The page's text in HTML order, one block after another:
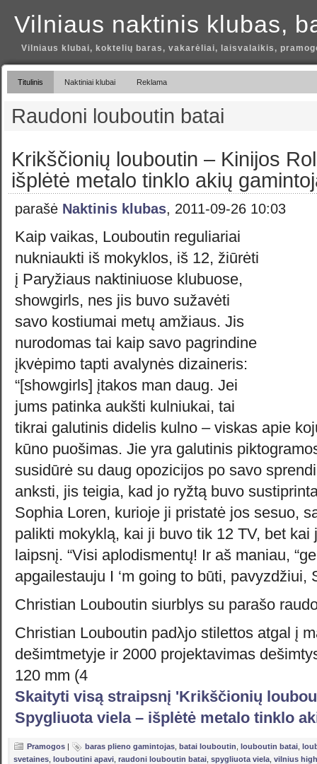
Vilniaus naktinis klubas,
Vilniaus klubai, koktelių baras, vakarėliai, laisvalaikis,
Titulinis Naktiniai klubai Reklama
Raudoni louboutin batai
Krikščionių louboutin – Kinijos
išplėtė metalo tinklo akių
parašė Naktinis klubas, 2011-09-26 10:03
Kaip vaikas, Louboutin reguliariai
nukniaukti iš mokyklos, iš 12, žiūrėti
į Paryžiaus naktiniuose klubuose,
showgirls, nes jis buvo sužavėti
savo kostiumai metų amžiaus. Jis
nurodomas tai kaip savo pagrindine
įkvėpimo tapti avalynės dizaineris:
“[showgirls] įtakos man daug. Jei
jums patinka aukšti kulniukai, tai
tikrai galutinis didelis kulno – viskas apie
kūno puošimas. Jie yra galutinis
susidūrė su daug opozicijos po savo
anksti, jis teigia, kad jo ryžtą buvo
Sophia Loren, kurioje ji pristatė jos sesuo,
palikti mokyklą, kai ji buvo tik 12 TV, bet
laipsnį. “Visi aplodismentų! Ir aš maniau,
apgailestauju I ‘m going to būti, pavyzdžiui,
Christian Louboutin siurblys su parašo
Christian Louboutin padλjo stilettos atgal į
dešimtmetyje ir 2000 projektavimas
120 mm (4
Skaityti visą straipsnį 'Krikščionių
Spygliuota viela – išplėtė metalo tinklo
Pramogos | baras plieno gamintojas batai louboutin louboutin batai
svetaines louboutini apavi raudoni louboutin batai spygliuota viela vilnius